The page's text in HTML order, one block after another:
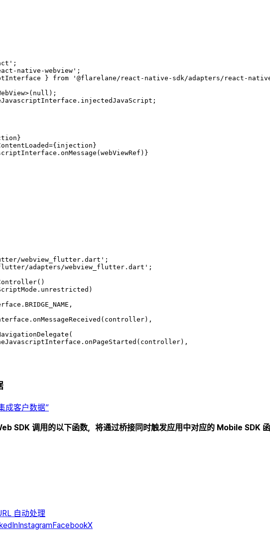
' ;
native-webview' ;
} from ' @flarelane/react-native-sdk/adapters/react-
>( null );
. injectedJavaScript ;
}
={ injection }
. onMessage ( webViewRef )}
webview_flutter.dart' ;
adapters/webview_flutter.dart' ;
()
. unrestricted)
. BRIDGE_NAME ,
. onMessageReceived (controller) ,
(
. onPageStarted (controller) ,
成客户数据”
SDK 调用的以下函数，将通过桥接同时触发应用中对应的 Mobile SDK 函
自动处理
InstagramFacebookX